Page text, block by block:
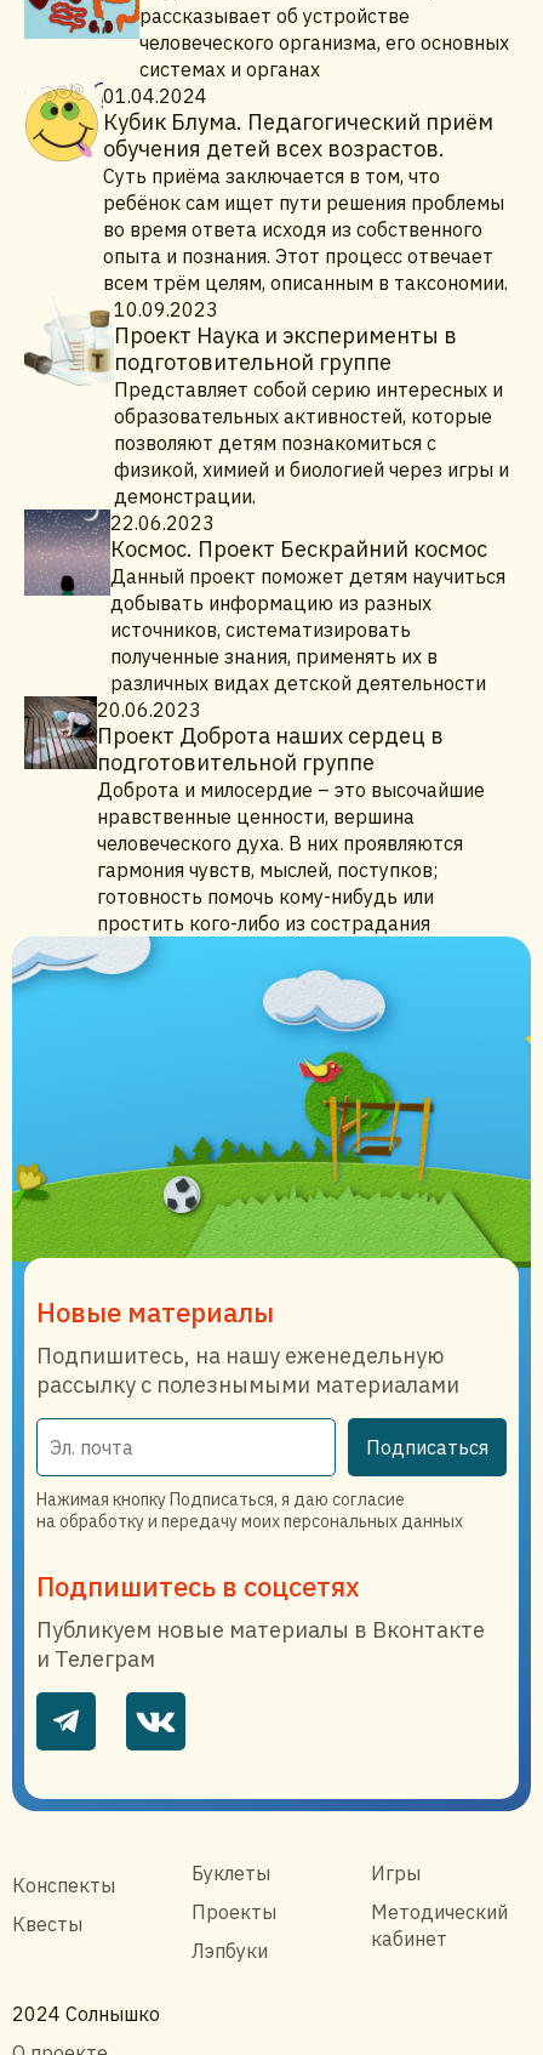
рассказывает об устройстве
человеческого организма, его основных
системах и органах
01.04.2024
Кубик Блума. Педагогический приём
обучения детей всех возрастов.
Суть приёма заключается в том, что
ребёнок сам ищет пути решения проблемы
во время ответа исходя из собственного
опыта и познания. Этот процесс отвечает
всем трём целям, описанным в таксономии.
10.09.2023
Проект Наука и эксперименты в
подготовительной группе
Представляет собой серию интересных и
образовательных активностей, которые
позволяют детям познакомиться с
физикой, химией и биологией через игры и
демонстрации.
22.06.2023
Космос. Проект Бескрайний космос
Данный проект поможет детям научиться
добывать информацию из разных
источников, систематизировать
полученные знания, применять их в
различных видах детской деятельности
20.06.2023
Проект Доброта наших сердец в
подготовительной группе
Доброта и милосердие – это высочайшие
нравственные ценности, вершина
человеческого духа. В них проявляются
гармония чувств, мыслей, поступков;
готовность помочь кому-нибудь или
простить кого-либо из сострадания
Новые материалы
Подпишитесь, на нашу еженедельную
рассылку с полезнымыми материалами
Подписаться
Нажимая кнопку Подписаться, я даю согласие
на обработку и передачу моих персональных данных
Подпишитесь в соцсетях
Публикуем новые материалы в Вконтакте
и Телеграм
Конспекты
Квесты
Буклеты
Проекты
Лэпбуки
Игры
Методический
кабинет
2024 Солнышко